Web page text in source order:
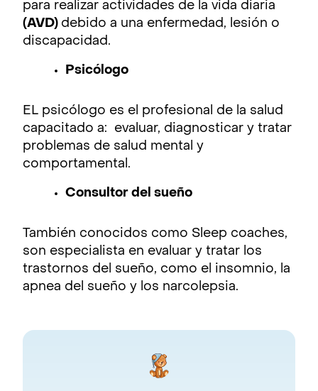
para realizar actividades de la vida diaria
(AVD) debido a una enfermedad, lesión o
discapacidad.
Psicólogo
EL psicólogo es el profesional de la salud
capacitado a: evaluar, diagnosticar y tratar
problemas de salud mental y
comportamental.
Consultor del sueño
También conocidos como Sleep coaches,
son especialista en evaluar y tratar los
trastornos del sueño, como el insomnio, la
apnea del sueño y los narcolepsia.